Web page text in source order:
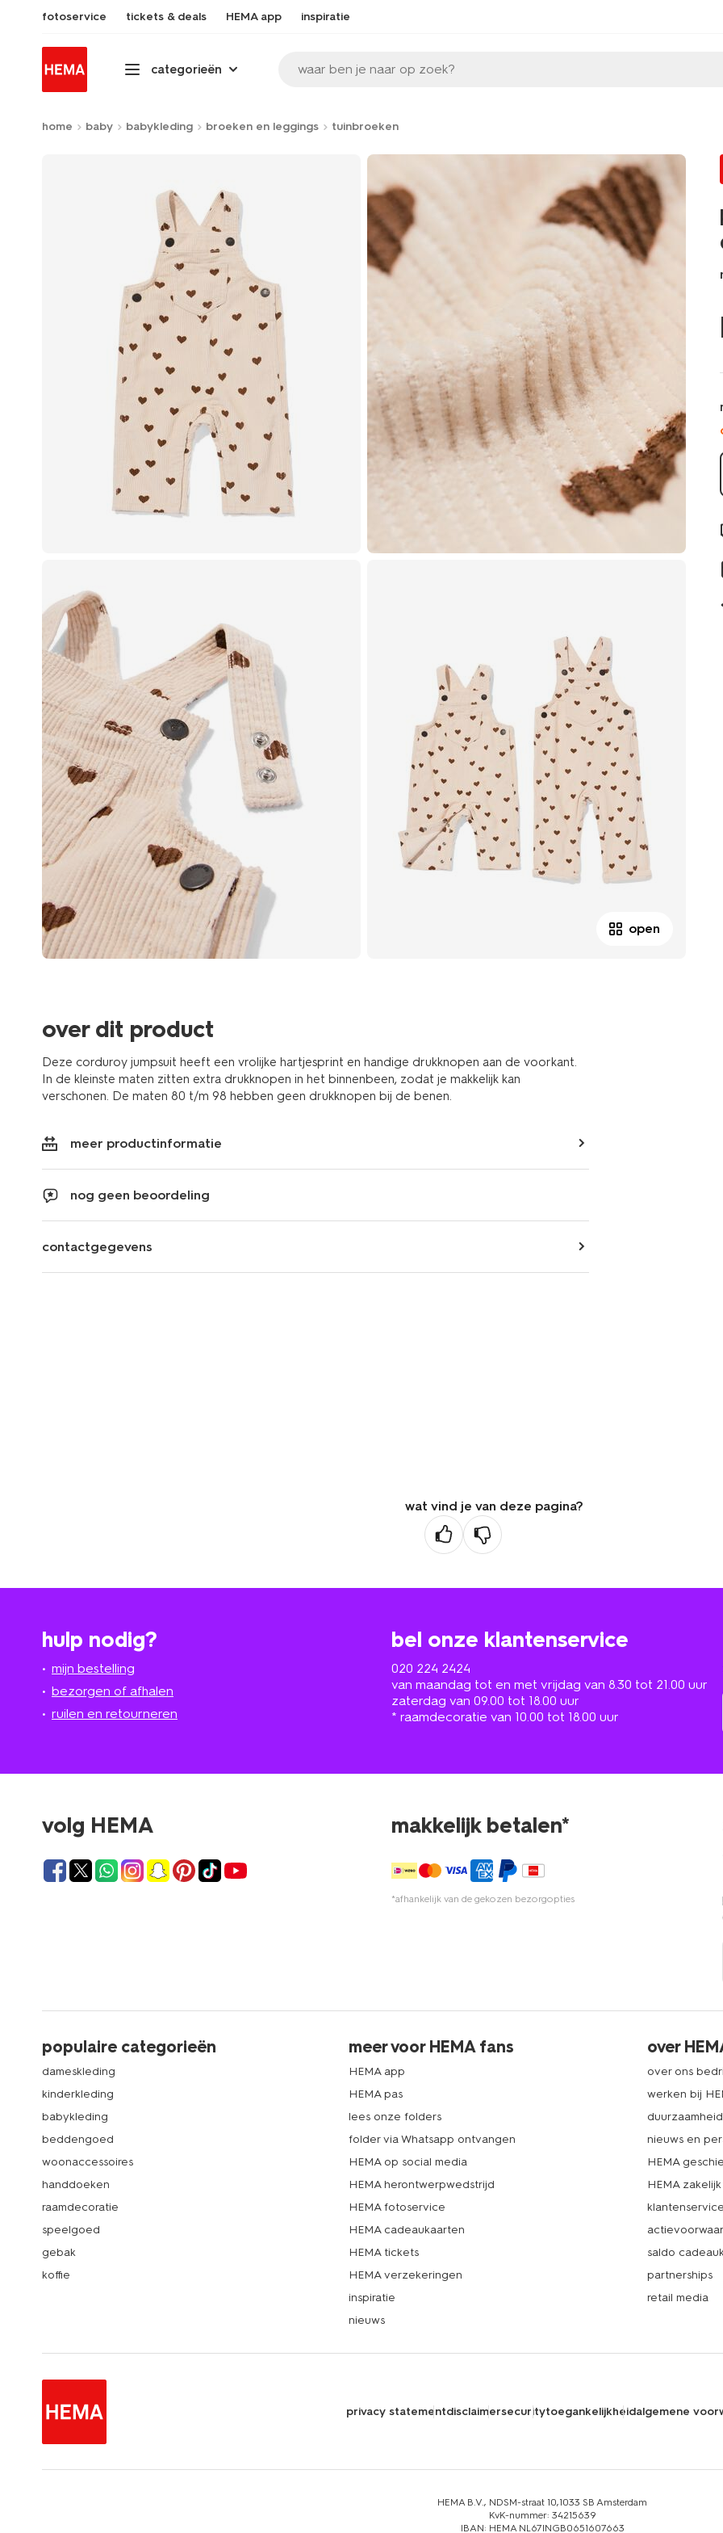
fotoservice tickets & deals HEMA app inspiratie
categorieën waar ben je naar op zoek?
home baby babykleding broeken en leggings tuinbroeken
open
over dit product
Deze corduroy jumpsuit heeft een vrolijke hartjesprint en handige drukknopen aan de voorkant.
In de kleinste maten zitten extra drukknopen in het binnenbeen, zodat je makkelijk kan
verschonen. De maten 80 t/m 98 hebben geen drukknopen bij de benen.
meer productinformatie
nog geen beoordeling
contactgegevens
wat vind je van deze pagina?
hulp nodig?
mijn bestelling
bezorgen of afhalen
ruilen en retourneren
bel onze klantenservice
020 224 2424
van maandag tot en met vrijdag van 8.30 tot 21.00 uur
zaterdag van 09.00 tot 18.00 uur
* raamdecoratie van 10.00 tot 18.00 uur
volg HEMA makkelijk betalen*
*afhankelijk van de gekozen bezorgopties
populaire categorieën
dameskleding
kinderkleding
babykleding
beddengoed
woonaccessoires
handdoeken
raamdecoratie
speelgoed
gebak
koffie
meer voor HEMA fans
HEMA app
HEMA pas
lees onze folders
folder via Whatsapp ontvangen
HEMA op social media
HEMA herontwerpwedstrijd
HEMA fotoservice
HEMA cadeaukaarten
HEMA tickets
HEMA verzekeringen
inspiratie
nieuws
over
over ons
werken bij
duurzaamheid
nieuws en
HEMA
HEMA zakelijk
klantenservice
saldo
partnerships
retail media
privacy statementdisclaimersecuritytoegankelijkheidalgemene
HEMA B.V., NDSM-straat 10,1033 SB Amsterdam
KvK-nummer: 34215639
IBAN: HEMA NL67INGB0651607663